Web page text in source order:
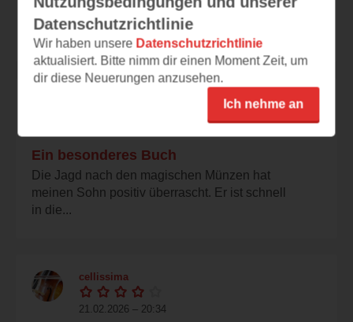
die 12-jährige Bo ist als Schlammschwalbe
an der Themse...
Ein besonderes Buch
Die Jagd nach den magischen Münzen hat
meinen Sohn positiv überrascht. Er ist schnell
in die...
cellissima
21.02.2026 – 20:34
Datenschutzrichtlinie
Wir haben unsere Datenschutzrichtlinie
aktualisiert. Bitte nimm dir einen Moment Zeit, um
dir diese Neuerungen anzusehen.
Ich nehme an